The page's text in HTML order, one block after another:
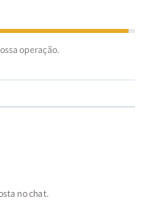
operação.
no chat.